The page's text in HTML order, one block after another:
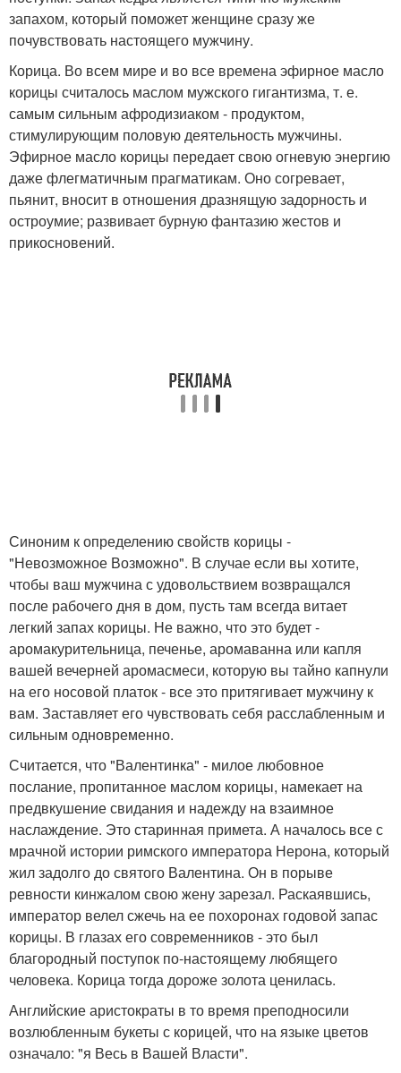
запахом, который поможет женщине сразу же
почувствовать настоящего мужчину.
Корица. Во всем мире и во все времена эфирное масло
корицы считалось маслом мужского гигантизма, т. е.
самым сильным афродизиаком - продуктом,
стимулирующим половую деятельность мужчины.
Эфирное масло корицы передает свою огневую энергию
даже флегматичным прагматикам. Оно согревает,
пьянит, вносит в отношения дразнящую задорность и
остроумие; развивает бурную фантазию жестов и
прикосновений.
Синоним к определению свойств корицы -
"Невозможное Возможно". В случае если вы хотите,
чтобы ваш мужчина с удовольствием возвращался
после рабочего дня в дом, пусть там всегда витает
легкий запах корицы. Не важно, что это будет -
аромакурительница, печенье, аромаванна или капля
вашей вечерней аромасмеси, которую вы тайно капнули
на его носовой платок - все это притягивает мужчину к
вам. Заставляет его чувствовать себя расслабленным и
сильным одновременно.
Считается, что "Валентинка" - милое любовное
послание, пропитанное маслом корицы, намекает на
предвкушение свидания и надежду на взаимное
наслаждение. Это старинная примета. А началось все с
мрачной истории римского императора Нерона, который
жил задолго до святого Валентина. Он в порыве
ревности кинжалом свою жену зарезал. Раскаявшись,
император велел сжечь на ее похоронах годовой запас
корицы. В глазах его современников - это был
благородный поступок по-настоящему любящего
человека. Корица тогда дороже золота ценилась.
Английские аристократы в то время преподносили
возлюбленным букеты с корицей, что на языке цветов
означало: "я Весь в Вашей Власти".